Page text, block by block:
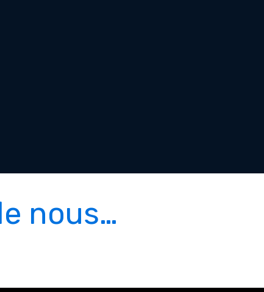
nous…